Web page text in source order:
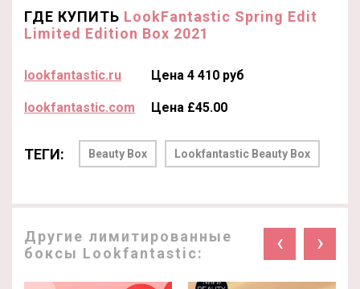
ГДЕ КУПИТЬ LookFantastic Spring Edit
Limited Edition Box 2021
lookfantastic.ru Цена 4 410 руб
lookfantastic.com Цена £45.00
ТЕГИ: Beauty Box Lookfantastic Beauty Box
Другие лимитированные
боксы Lookfantastic:
‹ ›